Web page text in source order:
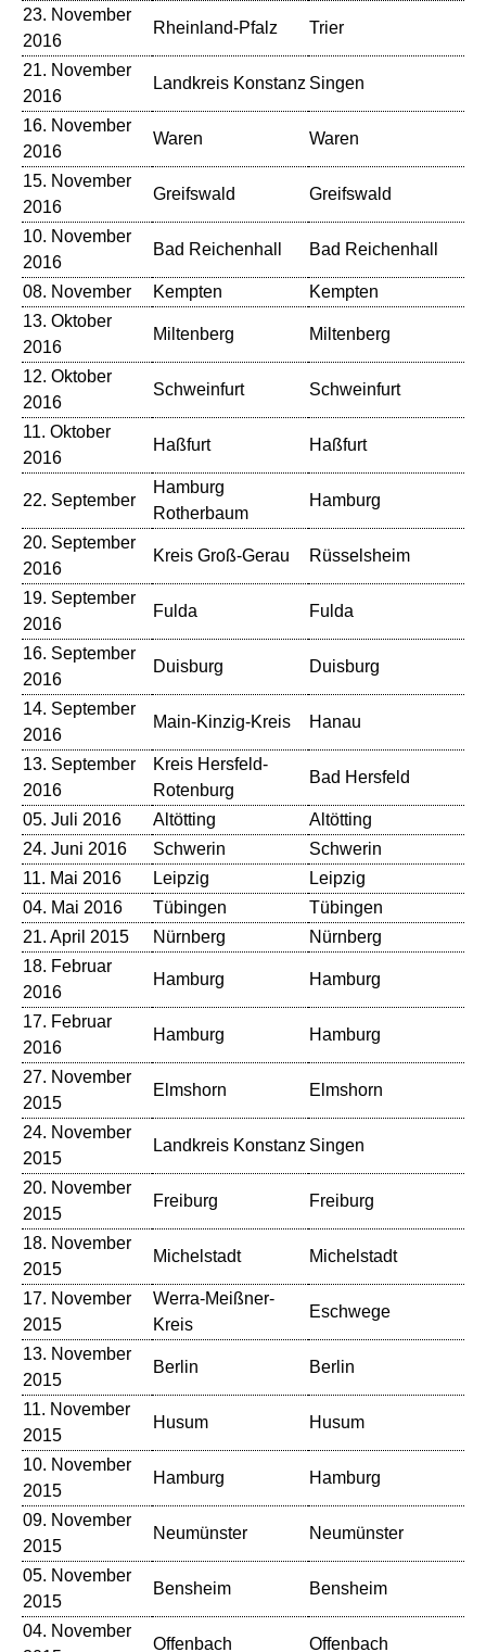
23. November
2016
Rheinland-Pfalz Trier
21. November
2016
Landkreis Konstanz Singen
16. November
2016
Waren Waren
15. November
2016
Greifswald Greifswald
10. November
2016
Bad Reichenhall Bad Reichenhall
08. November Kempten Kempten
13. Oktober
2016
Miltenberg Miltenberg
12. Oktober
2016
Schweinfurt Schweinfurt
11. Oktober
2016
Haßfurt Haßfurt
22. September
Hamburg
Rotherbaum
Hamburg
20. September
2016
Kreis Groß-Gerau Rüsselsheim
19. September
2016
Fulda Fulda
16. September
2016
Duisburg Duisburg
14. September
2016
Main-Kinzig-Kreis Hanau
13. September
2016
Kreis Hersfeld-
Rotenburg
Bad Hersfeld
05. Juli 2016 Altötting Altötting
24. Juni 2016
Schwerin Schwerin
11. Mai 2016
Leipzig Leipzig
04. Mai 2016
Tübingen Tübingen
21. April 2015
Nürnberg Nürnberg
18. Februar
2016
Hamburg Hamburg
17. Februar
2016
Hamburg Hamburg
27. November
2015
Elmshorn Elmshorn
24. November
2015
Landkreis Konstanz Singen
20. November
2015
Freiburg Freiburg
18. November
2015
Michelstadt Michelstadt
17. November
2015
Werra-Meißner-
Kreis
Eschwege
13. November
2015
Berlin Berlin
11. November
2015
Husum Husum
10. November
2015
Hamburg Hamburg
09. November
2015
Neumünster Neumünster
05. November
2015
Bensheim Bensheim
04. November
Offenbach Offenbach